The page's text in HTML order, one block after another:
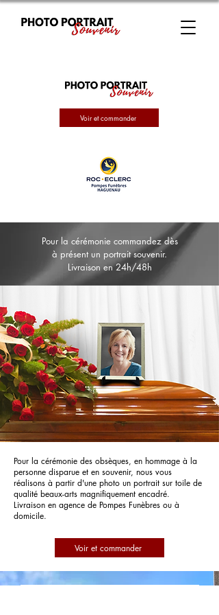
Voir et commander
Pour la cérémonie commandez dès
à présent un portrait souvenir.
Livraison en 24h/48h
Pour la cérémonie des obsèques, en hommage à la
personne disparue et en souvenir, nous vous
réalisons à partir d'une photo un portrait sur toile de
qualité beaux-arts magnifiquement encadré.
Livraison en agence de Pompes Funèbres ou à
domicile.
Voir et commander